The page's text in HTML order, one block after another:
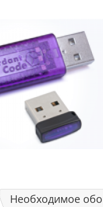
Необходимое